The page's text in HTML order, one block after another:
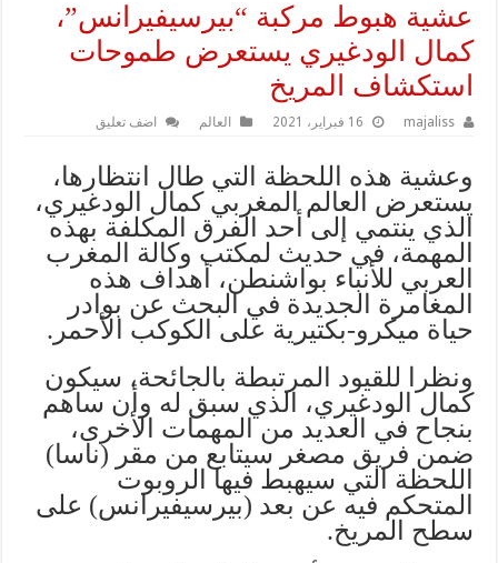
عشية هبوط مركبة “بيرسيفيرانس”،
كمال الودغيري يستعرض طموحات
استكشاف المريخ
majaliss 16 فبراير، 2021 العالم اضف تعليق
وعشية هذه اللحظة التي طال انتظارها،
يستعرض العالم المغربي كمال الودغيري،
الذي ينتمي إلى أحد الفرق المكلفة بهذه
المهمة، في حديث لمكتب وكالة المغرب
العربي للأنباء بواشنطن، أهداف هذه
المغامرة الجديدة في البحث عن بوادر
حياة ميكرو-بكتيرية على الكوكب الأحمر.
ونظرا للقيود المرتبطة بالجائحة، سيكون
كمال الودغيري، الذي سبق له وأن ساهم
بنجاح في العديد من المهمات الأخرى،
ضمن فريق مصغر سيتابع من مقر (ناسا)
اللحظة التي سيهبط فيها الروبوت
المتحكم فيه عن بعد (بيرسيفيرانس) على
سطح المريخ.